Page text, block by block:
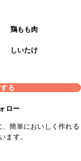
鶏もも肉
しいたけ
る
ロー
、簡単においしく作れる
ます。